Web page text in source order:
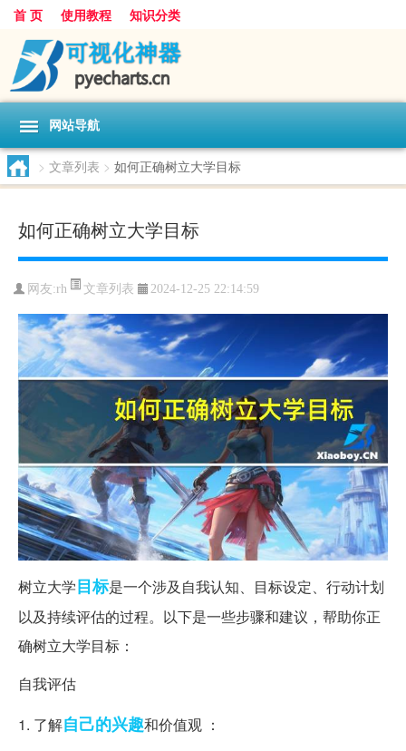
首 页 使用教程 知识分类
网站导航
> 文章列表 > 如何正确树立大学目标
如何正确树立大学目标
网友:rh 文章列表 2024-12-25 22:14:59
树立大学目标是一个涉及自我认知、目标设定、行动计划
以及持续评估的过程。以下是一些步骤和建议，帮助你正
确树立大学目标：
自我评估
1. 了解自己的兴趣和价值观 ：